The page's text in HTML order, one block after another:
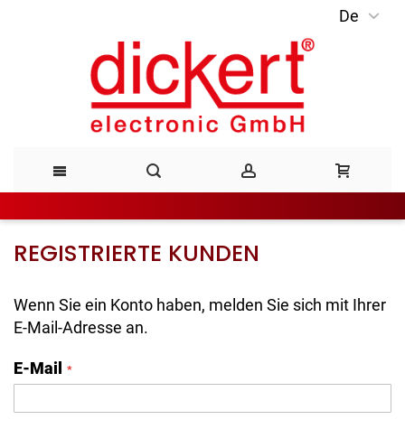
De
Inhalt
REGISTRIERTE KUNDEN
Wenn Sie ein Konto haben, melden Sie sich mit Ihrer
E-Mail-Adresse an.
E-Mail